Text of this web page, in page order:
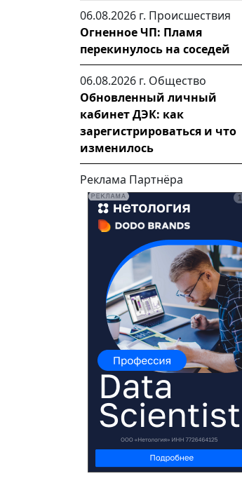
06.08.2026 г. Происшествия
Огненное ЧП: Пламя
перекинулось на соседей
06.08.2026 г. Общество
Обновленный личный
кабинет ДЭК: как
зарегистрироваться и что
изменилось
Реклама Партнёра